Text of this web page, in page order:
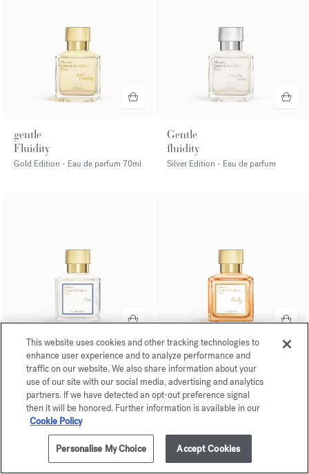
gentle
Fluidity
Gold Edition - Eau de parfum 70ml
Gentle
fluidity
Silver Edition - Eau de parfum
724
Eau de parfum70ml
Kurky
Eau de parfum70ml
EXKLUSIV MAISON
This website uses cookies and other tracking technologies to
enhance user experience and to analyze performance and
traffic on our website. We also share information about your
use of our site with our social media, advertising and analytics
partners. If we have detected an opt-out preference signal
then it will be honored. Further information is available in our
Cookie Policy
Personalise My Choice Accept Cookies